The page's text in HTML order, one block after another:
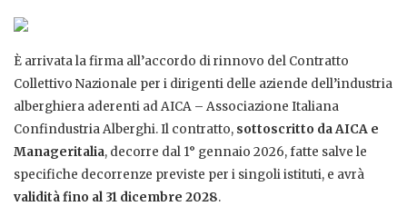
È arrivata la firma all’accordo di rinnovo del Contratto
Collettivo Nazionale per i dirigenti delle aziende dell’industria
alberghiera aderenti ad AICA – Associazione Italiana
Confindustria Alberghi. Il contratto, sottoscritto da AICA e
Manageritalia, decorre dal 1° gennaio 2026, fatte salve le
specifiche decorrenze previste per i singoli istituti, e avrà
validità fino al 31 dicembre 2028.